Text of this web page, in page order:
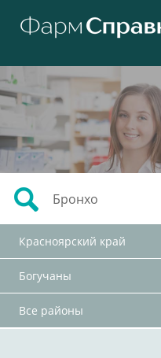
Красноярский край
Богучаны
Все районы